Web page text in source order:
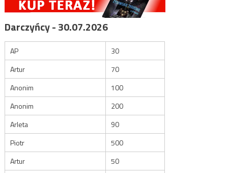
Darczyńcy - 30.07.2026
AP
30
Artur
70
Anonim
100
Anonim
200
Arleta
90
Piotr
500
Artur
50